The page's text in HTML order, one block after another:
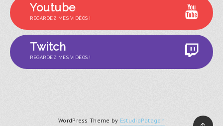
Youtube
REGARDEZ MES VIDÉOS !
Twitch
REGARDEZ MES VIDÉOS !
WordPress Theme by EstudioPatagon